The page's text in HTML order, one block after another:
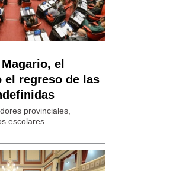
el
el regreso de las
provinciales,
escolares.